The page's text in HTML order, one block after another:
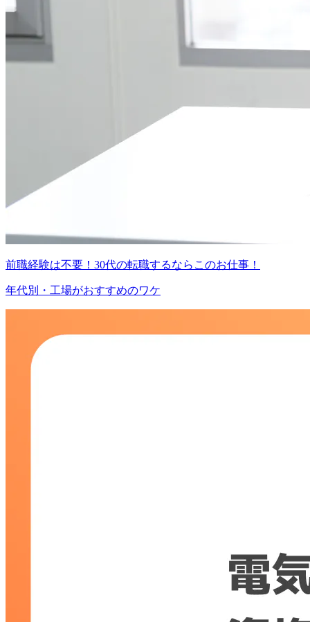
前職経験は不要！30代の転職するならこのお仕事！
年代別・工場がおすすめのワケ